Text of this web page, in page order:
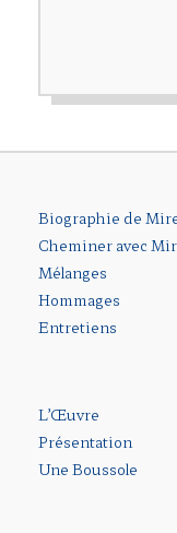
Biographie de
Cheminer avec
Mélanges
Hommages
Entretiens
L’Œuvre
Présentation
Une Boussole